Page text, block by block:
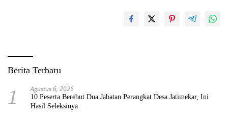
Berita Terbaru
1 Agustus 6, 2026
10 Peserta Berebut Dua Jabatan Perangkat Desa Jatimekar, Ini
Hasil Seleksinya